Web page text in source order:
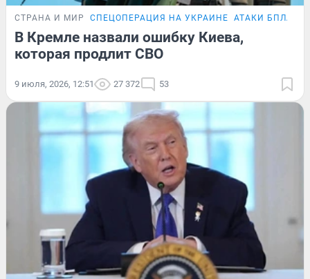
СТРАНА И МИР СПЕЦОПЕРАЦИЯ НА УКРАИНЕ АТАКИ БПЛА
В Кремле назвали ошибку Киева,
которая продлит СВО
9 июля, 2026, 12:51 27 372 53